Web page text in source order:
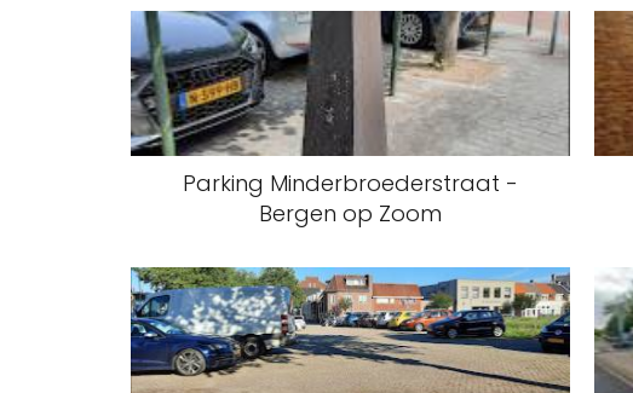
Parking Minderbroederstraat -
Bergen op Zoom